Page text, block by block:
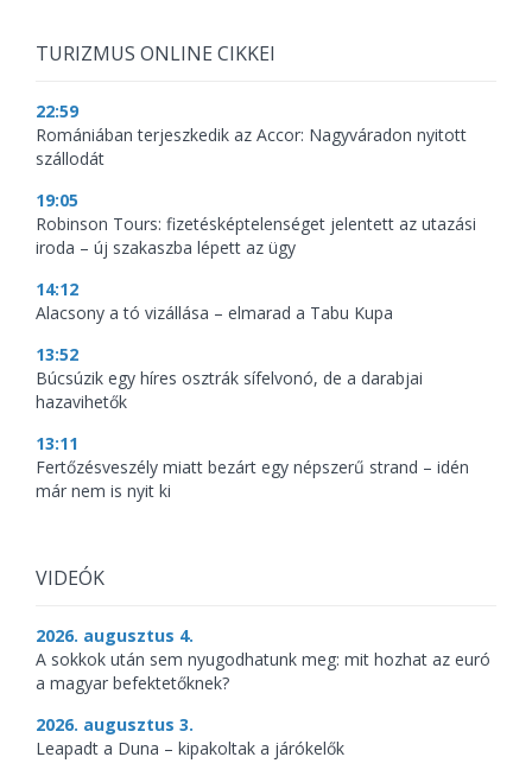
TURIZMUS ONLINE CIKKEI
22:59
Romániában terjeszkedik az Accor: Nagyváradon nyitott
szállodát
19:05
Robinson Tours: fizetésképtelenséget jelentett az utazási
iroda – új szakaszba lépett az ügy
14:12
Alacsony a tó vizállása – elmarad a Tabu Kupa
13:52
Búcsúzik egy híres osztrák sífelvonó, de a darabjai
hazavihetők
13:11
Fertőzésveszély miatt bezárt egy népszerű strand – idén
már nem is nyit ki
VIDEÓK
2026. augusztus 4.
A sokkok után sem nyugodhatunk meg: mit hozhat az euró
a magyar befektetőknek?
2026. augusztus 3.
Leapadt a Duna – kipakoltak a járókelők